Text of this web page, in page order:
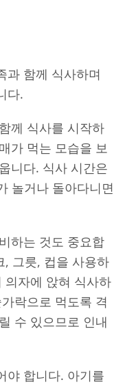
과 함께 식사하며
다.
께 식사를 시작하
가 먹는 모습을 보
니다. 식사 시간은
놀거나 돌아다니면
하는 것도 중요합
, 그릇, 컵을 사용하
의자에 앉혀 식사하
락으로 먹도록 격
수 있으므로 인내
야 합니다. 아기를